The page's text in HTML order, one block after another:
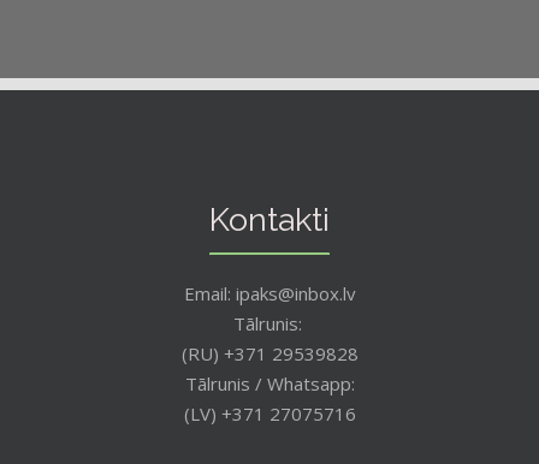
Kontakti
Email: ipaks@inbox.lv
Tālrunis:
(RU) +371 29539828
Tālrunis / Whatsapp:
(LV) +371 27075716